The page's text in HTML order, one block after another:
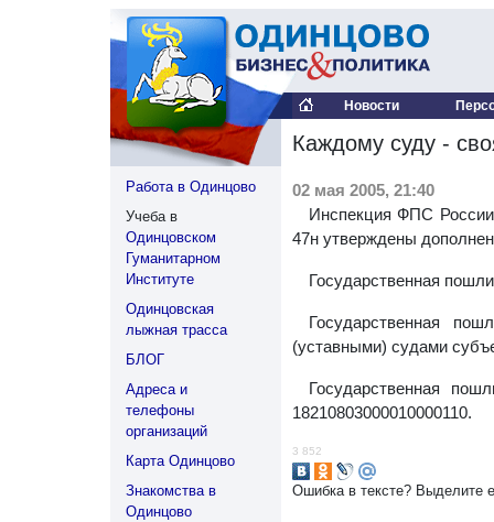
Новости
Работа в Одинцово
Учеба в
Одинцовском
Гуманитарном
Институте
Одинцовская
лыжная трасса
БЛОГ
Адреса и
телефоны
организаций
Карта Одинцово
Знакомства в
Одинцово
Каждому суду -
02 мая 2005, 21:40
Инспекция ФПС
47н утверждены
Государственная
Государственная
(уставными) судами
Государственная
18210803000010000110.
3 852
Ошибка в тексте? Выделите